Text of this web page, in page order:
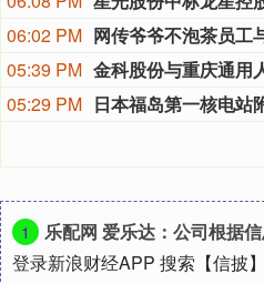
06:02 PM
05:39 PM 金科股份与重庆通用
05:29 PM 日本福岛第一核电站
1
乐配网 爱乐达：公司根据信息披露要求已在定
登录新浪财经APP 搜索【信披